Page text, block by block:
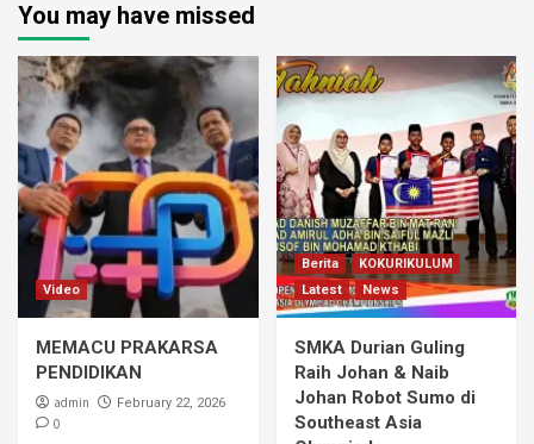
You may have missed
Video
MEMACU PRAKARSA
PENDIDIKAN
admin February 22, 2026
0
Berita
KOKURIKULUM
Latest
News
SMKA Durian Guling
Raih Johan & Naib
Johan Robot Sumo di
Southeast Asia